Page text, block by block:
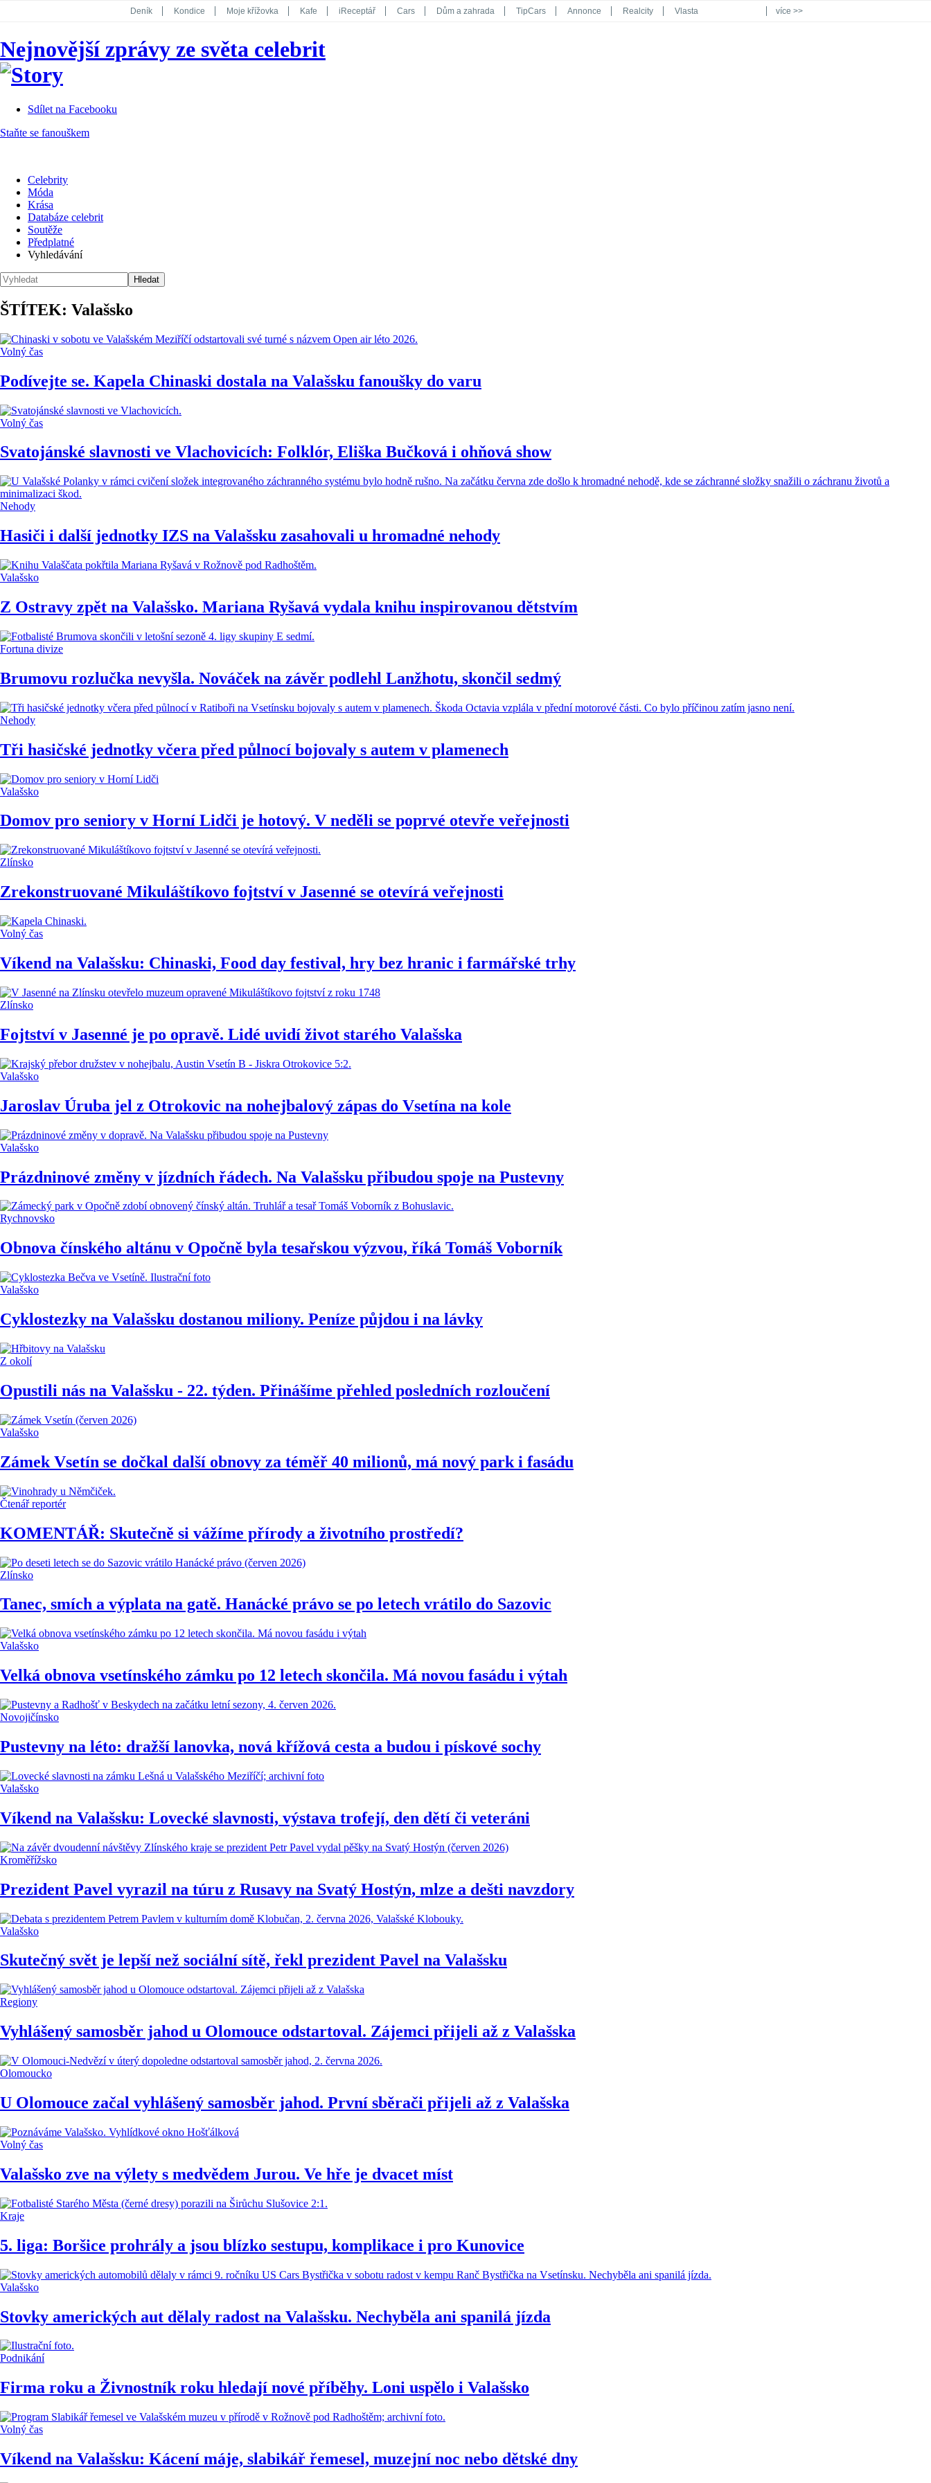
Deník Kondice Moje křížovka Kafe iReceptář Cars Dům a zahrada TipCars Annonce Realcity Vlasta
Koktejl
více >>
Nejnovější zprávy ze světa celebrit
Sdílet na Facebooku
Staňte se fanouškem
Celebrity
Móda
Krása
Databáze celebrit
Soutěže
Předplatné
Vyhledávání
ŠTÍTEK: Valašsko
Volný čas
Podívejte se. Kapela Chinaski dostala na Valašsku fanoušky do varu
Volný čas
Svatojánské slavnosti ve Vlachovicích: Folklór, Eliška Bučková i ohňová show
Nehody
Hasiči i další jednotky IZS na Valašsku zasahovali u hromadné nehody
Valašsko
Z Ostravy zpět na Valašsko. Mariana Ryšavá vydala knihu inspirovanou dětstvím
Fortuna divize
Brumovu rozlučka nevyšla. Nováček na závěr podlehl Lanžhotu, skončil sedmý
Nehody
Tři hasičské jednotky včera před půlnocí bojovaly s autem v plamenech
Valašsko
Domov pro seniory v Horní Lidči je hotový. V neděli se poprvé otevře veřejnosti
Zlínsko
Zrekonstruované Mikuláštíkovo fojtství v Jasenné se otevírá veřejnosti
Volný čas
Víkend na Valašsku: Chinaski, Food day festival, hry bez hranic i farmářské trhy
Zlínsko
Fojtství v Jasenné je po opravě. Lidé uvidí život starého Valašska
Valašsko
Jaroslav Úruba jel z Otrokovic na nohejbalový zápas do Vsetína na kole
Valašsko
Prázdninové změny v jízdních řádech. Na Valašsku přibudou spoje na Pustevny
Rychnovsko
Obnova čínského altánu v Opočně byla tesařskou výzvou, říká Tomáš Voborník
Valašsko
Cyklostezky na Valašsku dostanou miliony. Peníze půjdou i na lávky
Z okolí
Opustili nás na Valašsku - 22. týden. Přinášíme přehled posledních rozloučení
Valašsko
Zámek Vsetín se dočkal další obnovy za téměř 40 milionů, má nový park i fasádu
Čtenář reportér
KOMENTÁŘ: Skutečně si vážíme přírody a životního prostředí?
Zlínsko
Tanec, smích a výplata na gatě. Hanácké právo se po letech vrátilo do Sazovic
Valašsko
Velká obnova vsetínského zámku po 12 letech skončila. Má novou fasádu i výtah
Novojičínsko
Pustevny na léto: dražší lanovka, nová křížová cesta a budou i pískové sochy
Valašsko
Víkend na Valašsku: Lovecké slavnosti, výstava trofejí, den dětí či veteráni
Kroměřížsko
Prezident Pavel vyrazil na túru z Rusavy na Svatý Hostýn, mlze a dešti navzdory
Valašsko
Skutečný svět je lepší než sociální sítě, řekl prezident Pavel na Valašsku
Regiony
Vyhlášený samosběr jahod u Olomouce odstartoval. Zájemci přijeli až z Valašska
Olomoucko
U Olomouce začal vyhlášený samosběr jahod. První sběrači přijeli až z Valašska
Volný čas
Valašsko zve na výlety s medvědem Jurou. Ve hře je dvacet míst
Kraje
5. liga: Boršice prohrály a jsou blízko sestupu, komplikace i pro Kunovice
Valašsko
Stovky amerických aut dělaly radost na Valašsku. Nechyběla ani spanilá jízda
Podnikání
Firma roku a Živnostník roku hledají nové příběhy. Loni uspělo i Valašsko
Volný čas
Víkend na Valašsku: Kácení máje, slabikář řemesel, muzejní noc nebo dětské dny